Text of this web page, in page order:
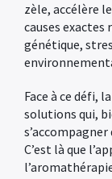
zèle, accélère
causes
génétique,
Face à ce défi,
solutions qui,
C’est là que